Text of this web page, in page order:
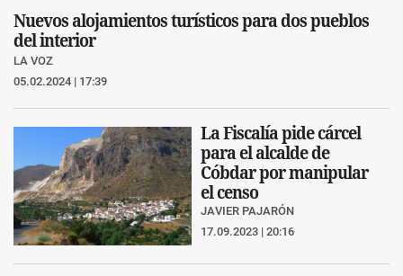
Nuevos alojamientos turísticos para dos pueblos
del interior
LA VOZ
05.02.2024 | 17:39
La Fiscalía pide cárcel
para el alcalde de
Cóbdar por manipular
el censo
JAVIER PAJARÓN
17.09.2023 | 20:16